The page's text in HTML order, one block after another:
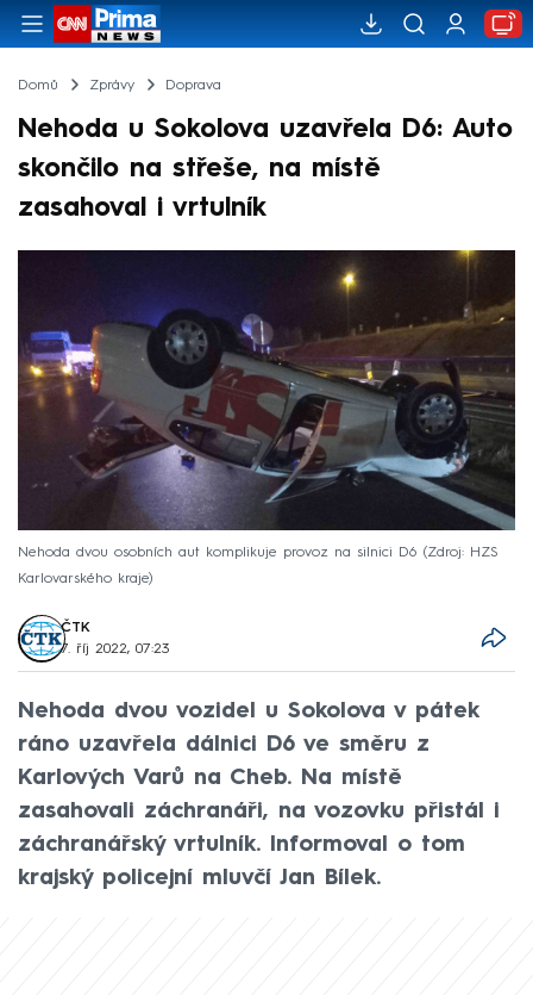
Domů Zprávy Doprava
Nehoda u Sokolova uzavřela D6: Auto
skončilo na střeše, na místě
zasahoval i vrtulník
Nehoda dvou osobních aut komplikuje provoz na silnici D6
Zdroj: HZS
Karlovarského kraje
ČTK
7. říj 2022, 07:23
Nehoda dvou vozidel u Sokolova v pátek
ráno uzavřela dálnici D6 ve směru z
Karlových Varů na Cheb. Na místě
zasahovali záchranáři, na vozovku přistál i
záchranářský vrtulník. Informoval o tom
krajský policejní mluvčí Jan Bílek.